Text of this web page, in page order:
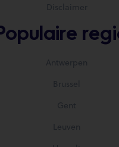
Disclaimer
Antwerpen
Brussel
Gent
Leuven